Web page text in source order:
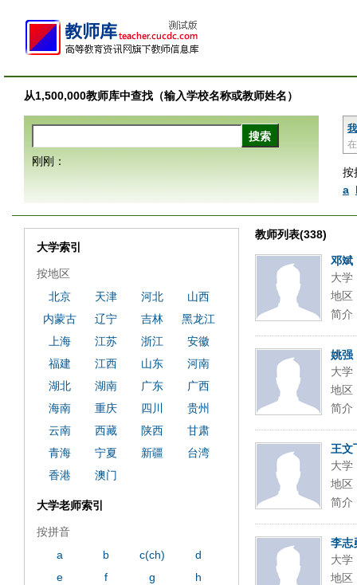
从1,500,000教师库中查找（输入学校名称或教师姓名）
按
a
刚刚：
教师列表(338)
邓斌
大学
地区
简介
姚强
大学
地区
简介
王文
大学
地区
简介
李志
大学
地区
大学索引
按地区
北京
天津 河北
山西
内蒙古
辽宁 吉林
黑龙江
上海
江苏 浙江
安徽
福建
江西 山东
河南
湖北
湖南 广东
广西
海南
重庆 四川
贵州
云南
西藏 陕西
甘肃
青海
宁夏 新疆
台湾
香港
澳门
大学老师索引
按拼音
a
b c(ch)
d
e
f g
h